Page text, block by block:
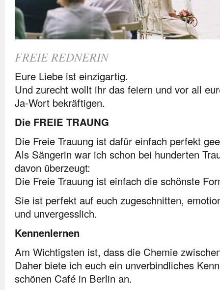
FREIE REDNERIN
Eure Liebe ist einzigartig.
Und zurecht wollt ihr das feiern und vor all
Ja-Wort bekräftigen.
Die FREIE TRAUNG
Die Freie Trauung ist dafür einfach perfekt
Als Sängerin war ich schon bei hunderten
davon überzeugt:
Die Freie Trauung ist einfach die schönste
Sie ist perfekt auf euch zugeschnitten,
und unvergesslich.
Kennenlernen
Am Wichtigsten ist, dass die Chemie
Daher biete ich euch ein unverbindliches
schönen Café in Berlin an.